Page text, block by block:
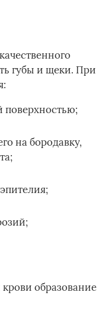
губы и щеки. При
поверхностью;
на бородавку,
образование